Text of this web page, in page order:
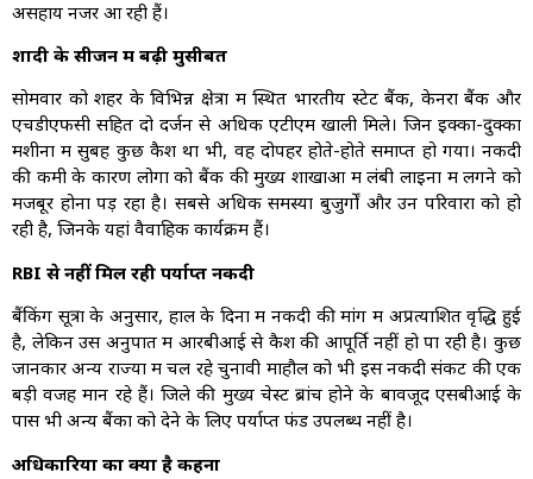
असहाय नजर आ रही हैं।
शादी के सीजन में बढ़ी मुसीबत
सोमवार को शहर के विभिन्न क्षेत्रों में स्थित भारतीय स्टेट बैंक, केनरा बैंक और
एचडीएफसी सहित दो दर्जन से अधिक एटीएम खाली मिले। जिन इक्का-दुक्का
मशीनों में सुबह कुछ कैश था भी, वह दोपहर होते-होते समाप्त हो गया। नकदी
की कमी के कारण लोगों को बैंक की मुख्य शाखाओं में लंबी लाइनों में लगने को
मजबूर होना पड़ रहा है। सबसे अधिक समस्या बुजुर्गों और उन परिवारों को हो
रही है, जिनके यहां वैवाहिक कार्यक्रम हैं।
RBI से नहीं मिल रही पर्याप्त नकदी
बैंकिंग सूत्रों के अनुसार, हाल के दिनों में नकदी की मांग में अप्रत्याशित वृद्धि हुई
है, लेकिन उस अनुपात में आरबीआई से कैश की आपूर्ति नहीं हो पा रही है। कुछ
जानकार अन्य राज्यों में चल रहे चुनावी माहौल को भी इस नकदी संकट की एक
बड़ी वजह मान रहे हैं। जिले की मुख्य चेस्ट ब्रांच होने के बावजूद एसबीआई के
पास भी अन्य बैंकों को देने के लिए पर्याप्त फंड उपलब्ध नहीं है।
अधिकारियों का क्या है कहना